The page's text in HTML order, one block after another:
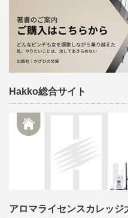
Hakko総合サイト
アロマライセンスカレッジ